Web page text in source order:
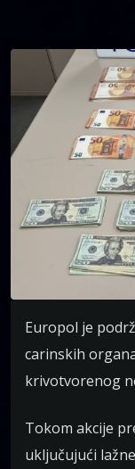
Europol je
carinskih
krivotvorenog
Tokom akcije
uključujući